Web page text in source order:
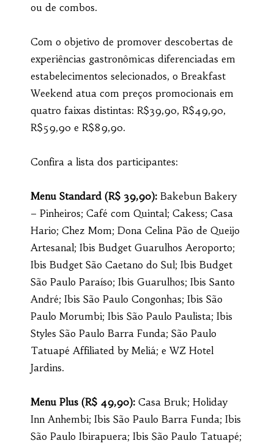
ou de combos.
Com o objetivo de promover descobertas de
experiências gastronômicas diferenciadas em
estabelecimentos selecionados, o Breakfast
Weekend atua com preços promocionais em
quatro faixas distintas: R$39,90, R$49,90,
R$59,90 e R$89,90.
Confira a lista dos participantes:
Menu Standard (R$ 39,90): Bakebun Bakery
– Pinheiros; Café com Quintal; Cakess; Casa
Hario; Chez Mom; Dona Celina Pão de Queijo
Artesanal; Ibis Budget Guarulhos Aeroporto;
Ibis Budget São Caetano do Sul; Ibis Budget
São Paulo Paraíso; Ibis Guarulhos; Ibis Santo
André; Ibis São Paulo Congonhas; Ibis São
Paulo Morumbi; Ibis São Paulo Paulista; Ibis
Styles São Paulo Barra Funda; São Paulo
Tatuapé Affiliated by Meliá; e WZ Hotel
Jardins.
Menu Plus (R$ 49,90): Casa Bruk; Holiday
Inn Anhembi; Ibis São Paulo Barra Funda; Ibis
São Paulo Ibirapuera; Ibis São Paulo Tatuapé;